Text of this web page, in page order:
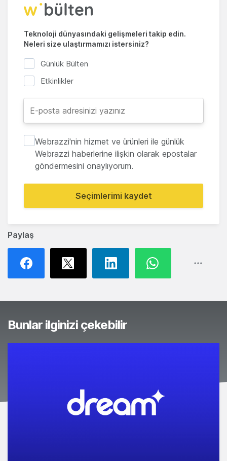
Paylaş
Teknoloji dünyasındaki gelişmeleri takip edin.
Neleri size ulaştırmamızı istersiniz?
Günlük Bülten
Etkinlikler
Webrazzi'nin hizmet ve ürünleri ile günlük
Webrazzi haberlerine ilişkin olarak epostalar
göndermesini onaylıyorum.
Seçimlerimi kaydet
Bunlar ilginizi çekebilir